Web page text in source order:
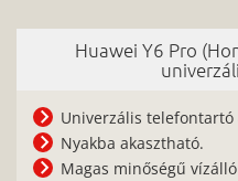
Huawei Y6 Pro
Univerzális telefontartó
Nyakba akasztható.
Magas minőségű